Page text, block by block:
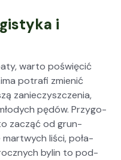
i
warto poświę­cić
potrafi zmienić
zanieczyszczenia,
pędów. Przy­go­
zacząć od grun­
martwych liś­ci, poła­
bylin to pod­